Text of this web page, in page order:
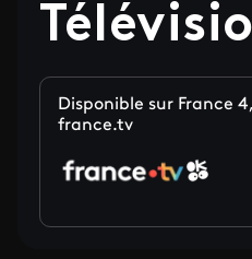
Disponible sur France
france.tv